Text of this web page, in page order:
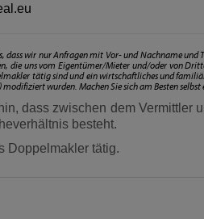
dass wir nur Anfragen mit Vor- und Nachname
die uns vom Eigentümer/Mieter und/oder von
tätig sind und ein wirtschaftliches und
wurden. Machen Sie sich am Besten
dass zwischen dem Vermittler
besteht.
Doppelmakler tätig.